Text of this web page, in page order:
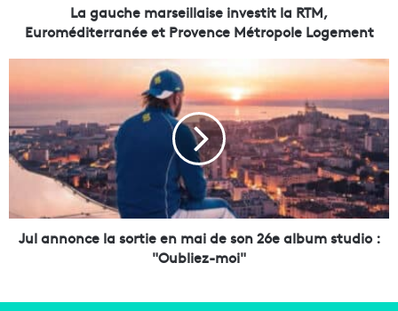
i
l
l
a
i
i
La gauche marseillaise investit la RTM,
Euroméditerranée et Provence Métropole Logement
u
l
a
n
n
c
Jul annonce la sortie en mai de son 26e album studio :
"Oubliez-moi"